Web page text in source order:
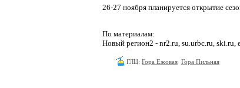
26-27 ноября планируется открытие
По материалам:
Новый регион2 - nr2.ru, su.urbc.ru, ski.ru,
ГЛЦ: Гора Ежовая Гора Пильная